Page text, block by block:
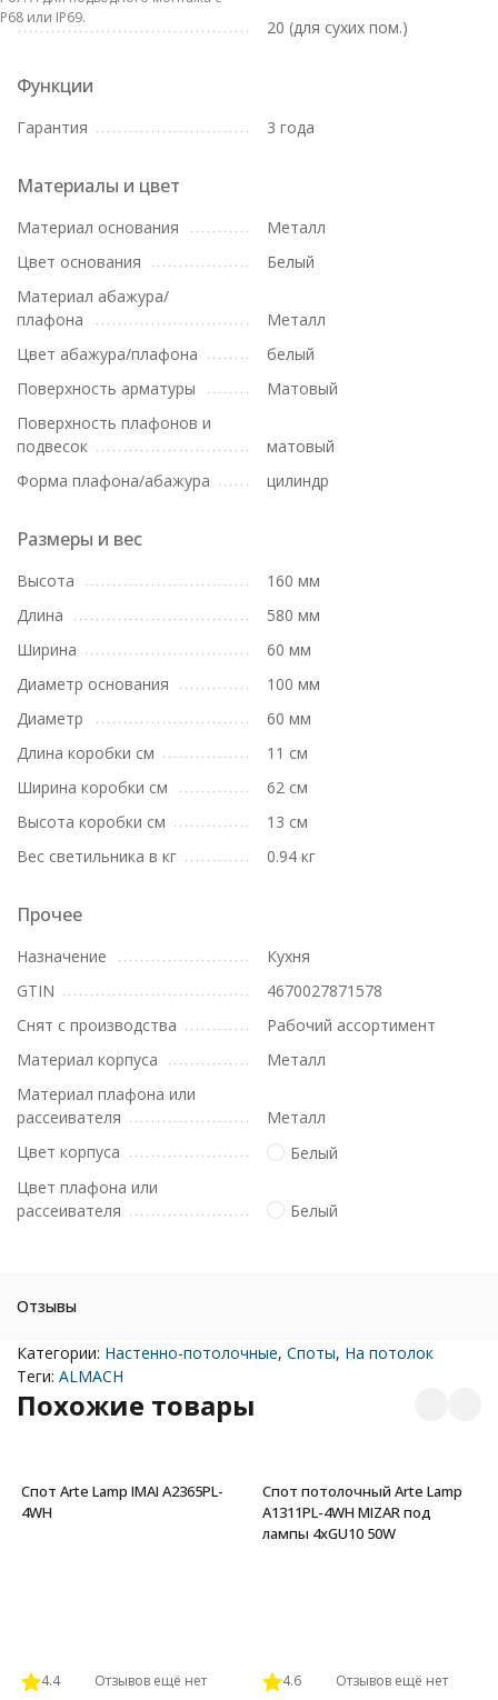
или IP69.
20 (для сухих пом.)
Функции
Гарантия 3 года
Материалы и цвет
Материал основания
Металл
Цвет основания
Белый
Материал абажура/
плафона
Металл
Цвет абажура/плафона
белый
Поверхность арматуры
Матовый
Поверхность плафонов и
подвесок
матовый
Форма плафона/абажура
цилиндр
Размеры и вес
Высота
160 мм
Длина
580 мм
Ширина
60 мм
Диаметр основания
100 мм
Диаметр
60 мм
Длина коробки см
11 см
Ширина коробки см
62 см
Высота коробки см
13 см
Вес светильника в кг
0.94 кг
Прочее
Назначение
Кухня
GTIN
4670027871578
Снят с производства
Рабочий ассортимент
Материал корпуса
Металл
Материал плафона или
рассеивателя
Металл
Цвет корпуса
Белый
Цвет плафона или
рассеивателя
Белый
Отзывы
Категории: Настенно-потолочные, Споты, На потолок
Теги: ALMACH
Похожие товары
Спот Arte Lamp IMAI A2365PL-
4WH
4.4 Отзывов ещё нет
Спот потолочный Arte Lamp
A1311PL-4WH MIZAR под
лампы 4xGU10 50W
4.6 Отзывов ещё нет